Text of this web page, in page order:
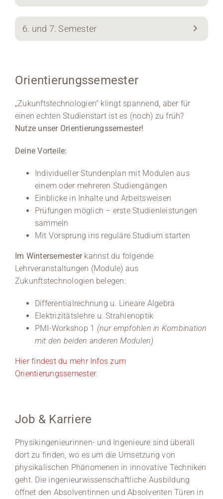
6. und 7. Semester
Orientierungssemester
„Zukunftstechnologien" klingt spannend, aber für
einen echten Studienstart ist es (noch) zu früh?
Nutze unser Orientierungssemester!
Deine Vorteile:
Individueller Stundenplan mit Modulen aus
einem oder mehreren Studiengängen
Einblicke in Inhalte und Arbeitsweisen
Prüfungen möglich – erste Studienleistungen
sammeln
Mit Vorsprung ins reguläre Studium starten
Im Wintersemesterkannst du folgende
Lehrveranstaltungen (Module) aus
Zukunftstechnologien belegen:
Differentialrechnung u. Lineare Algebra
Elektrizitätslehre u. Strahlenoptik
PMI-Workshop 1 (nur empfohlen in Kombination
mit den beiden anderen Modulen)
Hier findest du mehr Infos zum
Orientierungssemester.
Job & Karriere
Physikingenieurinnen- und Ingenieure sind überall
dort zu finden, wo es um die Umsetzung von
physikalischen Phänomenen in innovative Techniken
geht. Die ingenieurwissenschaftliche Ausbildung
öffnet den Absolventinnen und Absolventen Türen in